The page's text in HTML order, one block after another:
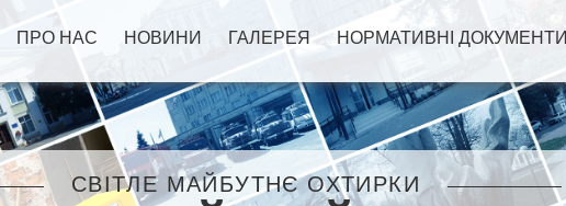
ПРО НАС НОВИНИ ГАЛЕРЕЯ НОРМАТИВНІ ДОКУМЕНТИ
СВІТЛЕ МАЙБУТНЄ ОХТИРКИ